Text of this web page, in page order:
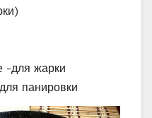
-для жарки
панировки